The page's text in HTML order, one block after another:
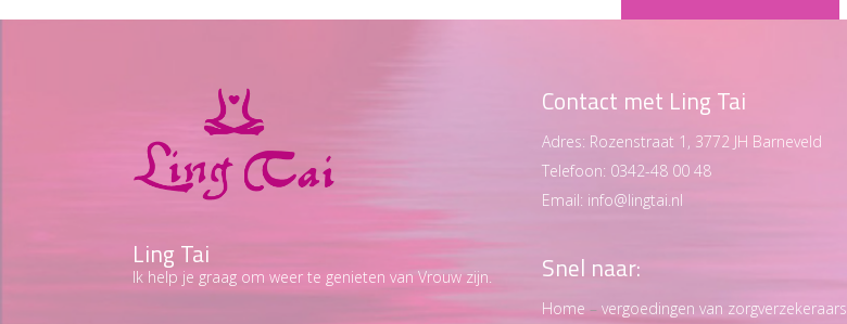
Ling Tai
Ik help je graag om weer te genieten van Vrouw zijn.
Contact met Ling Tai
Adres: Rozenstraat 1, 3772 JH Barneveld
Telefoon: 0342-48 00 48
Email: info@lingtai.nl
Snel naar:
Home – vergoedingen van zorgverzekeraars